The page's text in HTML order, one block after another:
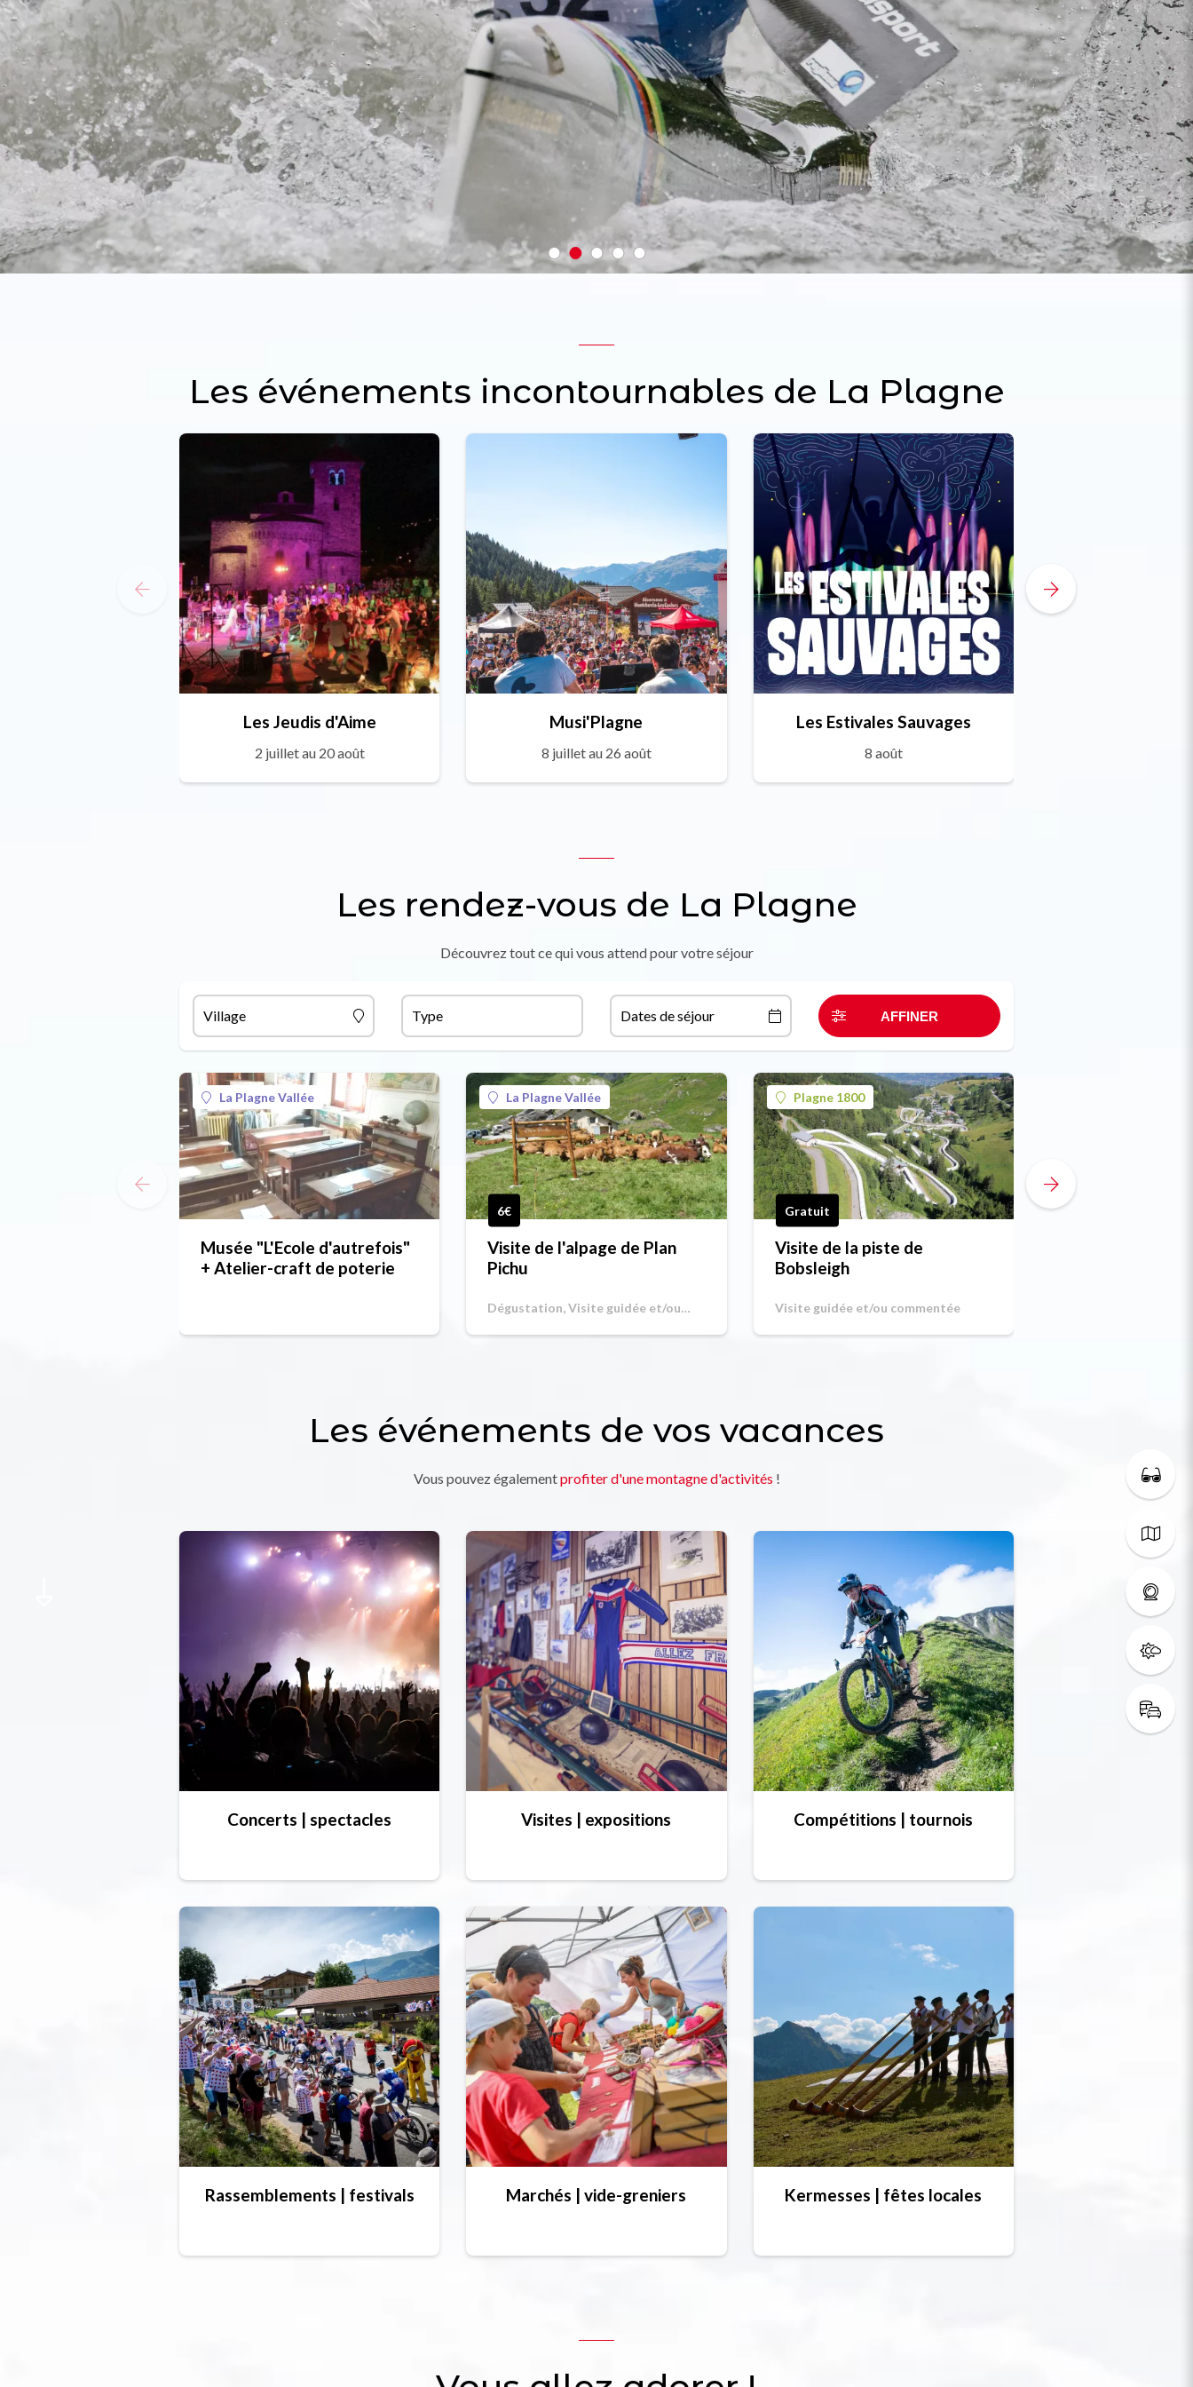
Les événements incontournables de La Plagne
Les Jeudis d'Aime
2 juillet au 20 août
Musi'Plagne
8 juillet au 26 août
Les Estivales Sauvages
8 août
Les rendez-vous de La Plagne
Découvrez tout ce qui vous attend pour votre séjour
Village Type Dates de séjour
La Plagne Vallée
Musée "L'Ecole d'autrefois"
+ Atelier-craft de poterie
La Plagne Vallée
6€
Visite de l'alpage de Plan
Pichu
Dégustation, Visite guidée et/ou
Plagne 1800
Gratuit
Visite de la piste de
Bobsleigh
Visite guidée et/ou commentée
Les événements de vos vacances
Vous pouvez égalementprofiter d'une montagne d'activités !
Concerts | spectacles Visites | expositions Compétitions | tournois
Rassemblements | festivals Marchés | vide-greniers Kermesses | fêtes locales